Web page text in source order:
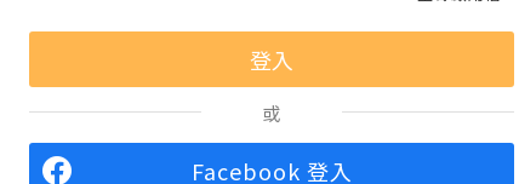
或
Facebook 登入